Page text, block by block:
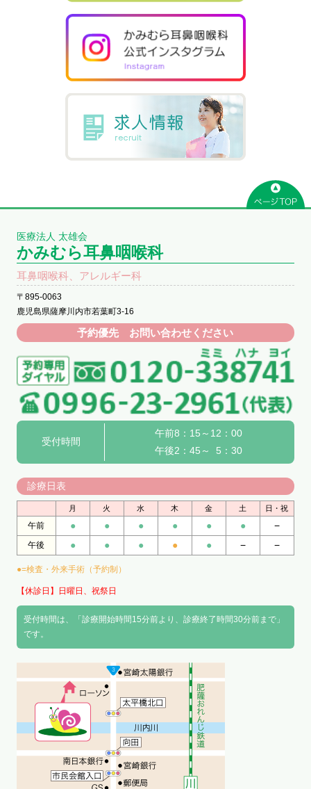
医療法人 太雄会
かみむら耳鼻咽喉科
耳鼻咽喉科、アレルギー科
〒895-0063
鹿児島県薩摩川内市若葉町3-16
予約優先 お問い合わせください
受付時間
午前8：15～12：00
午後2：45～ 5：30
診療日表
月 火 水 木 金 土 日・祝
午前 ● ● ● ● ● ● −
午後 ● ● ● ● ● − −
●=検査・外来手術（予約制）
【休診日】日曜日、祝祭日
受付時間は、「診療開始時間15分前より、診療終了時間30分前まで」
です。